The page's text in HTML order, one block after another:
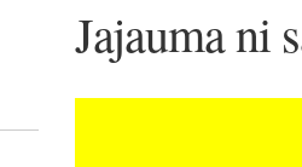
Jajauma ni